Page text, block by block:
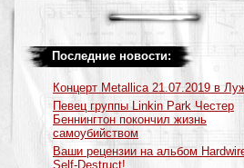
Последние новости:
Концерт Metallica 21.07.2019 в
Певец группы Linkin Park Честер
Беннингтон покончил жизнь
самоубийством
Ваши рецензии на альбом
Self-Destruct!